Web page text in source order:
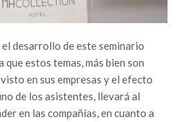
desarrollo de este seminario
estos temas, más bien son
en sus empresas y el efecto
de los asistentes, llevará al
en las compañías, en cuanto a